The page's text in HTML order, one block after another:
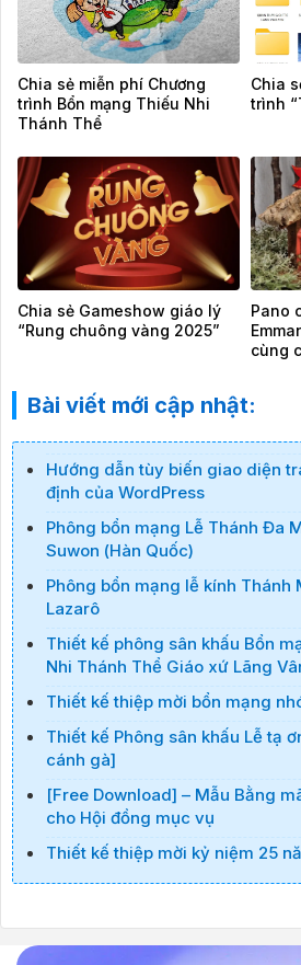
Chia sẻ miễn phí Chương
trình Bổn mạng Thiếu Nhi
Thánh Thể
Chia
trình
Chia sẻ Gameshow giáo lý
“Rung chuông vàng 2025”
Pano
cùng
Bài viết mới cập nhật:
Hướng dẫn tùy biến giao diện
định của WordPress
Phông bổn mạng Lễ Thánh Đa
Suwon (Hàn Quốc)
Phông bổn mạng lễ kính Thánh
Lazarô
Thiết kế phông sân khấu Bổn
Nhi Thánh Thể Giáo xứ Lãng
Thiết kế thiệp mời bổn mạng
Thiết kế Phông sân khấu Lễ tạ
cánh gà]
[Free Download] – Mẫu Bằng
cho Hội đồng mục vụ
Thiết kế thiệp mời kỷ niệm 25